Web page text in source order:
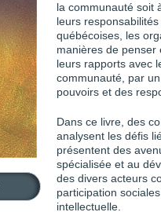
la communauté soit
leurs
québécoises, les
manières de penser
leurs rapports avec
communauté, par
pouvoirs et des
Dans ce livre, des
analysent les défis
présentent des
spécialisée et au
des divers acteurs
participation
intellectuelle.